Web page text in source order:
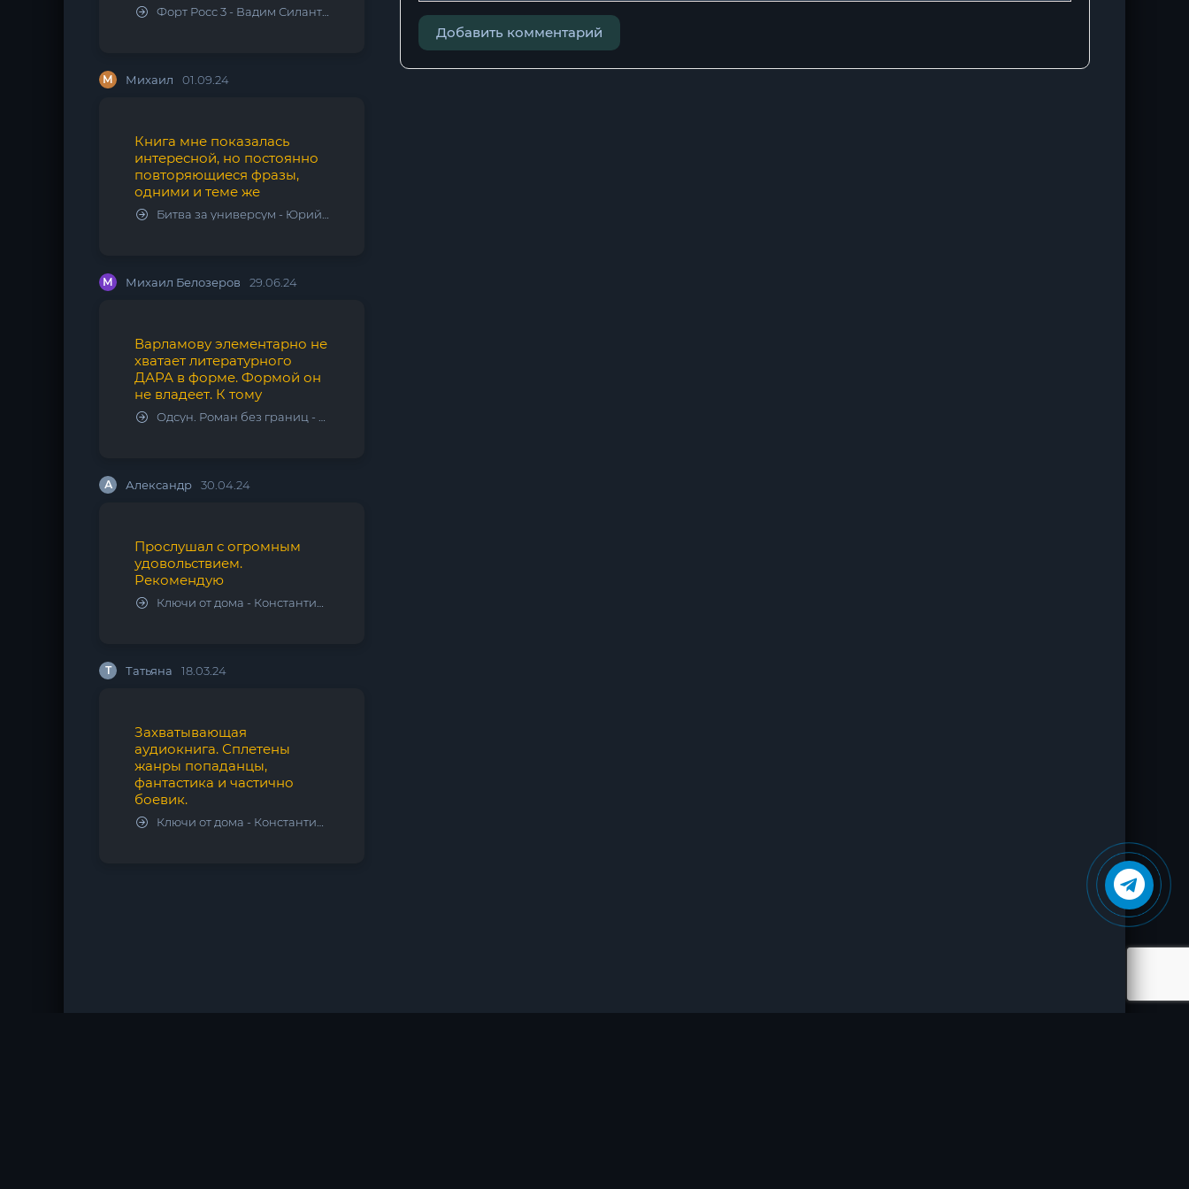
Форт Росс 3 - Вадим Силантьев
М Михаил 01.09.24
Книга мне показалась
интересной, но постоянно
повторяющиеся фразы,
одними и теме же
Битва за универсум - Юрий Тарарев, Александр Тарарев
М Михаил Белозеров 29.06.24
Варламову элементарно не
хватает литературного
ДАРА в форме. Формой он
не владеет. К тому
Одсун. Роман без границ - Алексей Варламов
А Александр 30.04.24
Прослушал с огромным
удовольствием.
Рекомендую
Ключи от дома - Константин Калбазов
Т Татьяна 18.03.24
Захватывающая
аудиокнига. Сплетены
жанры попаданцы,
фантастика и частично
боевик.
Ключи от дома - Константин Калбазов
Ðàçäåë 5. Ñîçäàíèå è óêðåïëåíèå Êèåâñêîãî ãîñóäàðñòâà
Добавить комментарий